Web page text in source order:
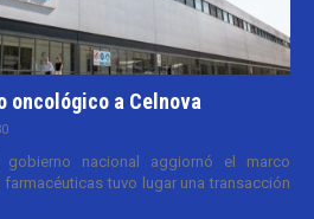
oncológico a Celnova
nacional aggiornó el marco
tuvo lugar una transacción